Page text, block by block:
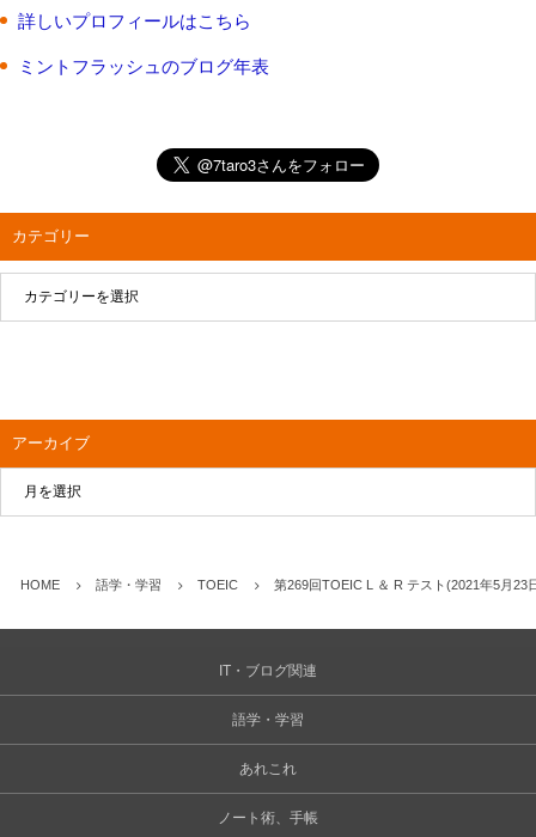
詳しいプロフィールはこちら
ミントフラッシュのブログ年表
カテゴリー
アーカイブ
HOME 語学・学習 TOEIC 第269回TOEIC L ＆ R テスト(2021年5月
IT・ブログ関連
語学・学習
あれこれ
ノート術、手帳